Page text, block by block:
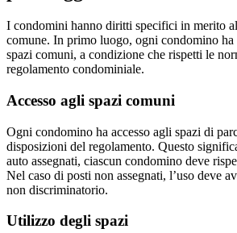
I condomini hanno diritti specifici in merito
comune. In primo luogo, ogni condomino
spazi comuni, a condizione che rispetti le
regolamento condominiale.
Accesso agli spazi comuni
Ogni condomino ha accesso agli spazi di
disposizioni del regolamento. Questo
auto assegnati, ciascun condomino deve
Nel caso di posti non assegnati, l’uso deve
non discriminatorio.
Utilizzo degli spazi